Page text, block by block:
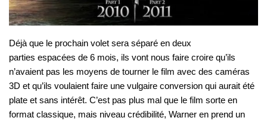
Déjà que le prochain volet sera séparé en deux
parties espacées de 6 mois, ils vont nous faire croire qu’ils
n’avaient pas les moyens de tourner le film avec des caméras
3D et qu’ils voulaient faire une vulgaire conversion qui aurait été
plate et sans intérêt. C’est pas plus mal que le film sorte en
format classique, mais niveau crédibilité, Warner en prend un